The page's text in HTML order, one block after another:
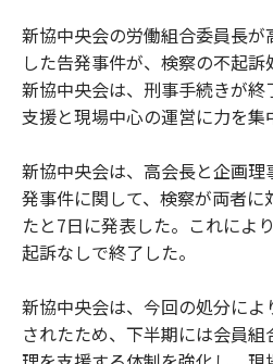
新協中央会の労働組合委員長
した告発事件が、検察の不起訴
新協中央会は、刑事手続きが
支援と現場中心の運営に力を集
新協中央会は、高会長と企画
発事件に関して、検察が両者に
たと7日に発表した。これによ
起訴なしで終了した。
新協中央会は、今回の処分に
されたため、下半期には会員